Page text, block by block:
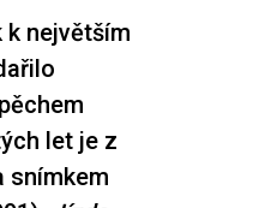
největším
let je z
snímkem